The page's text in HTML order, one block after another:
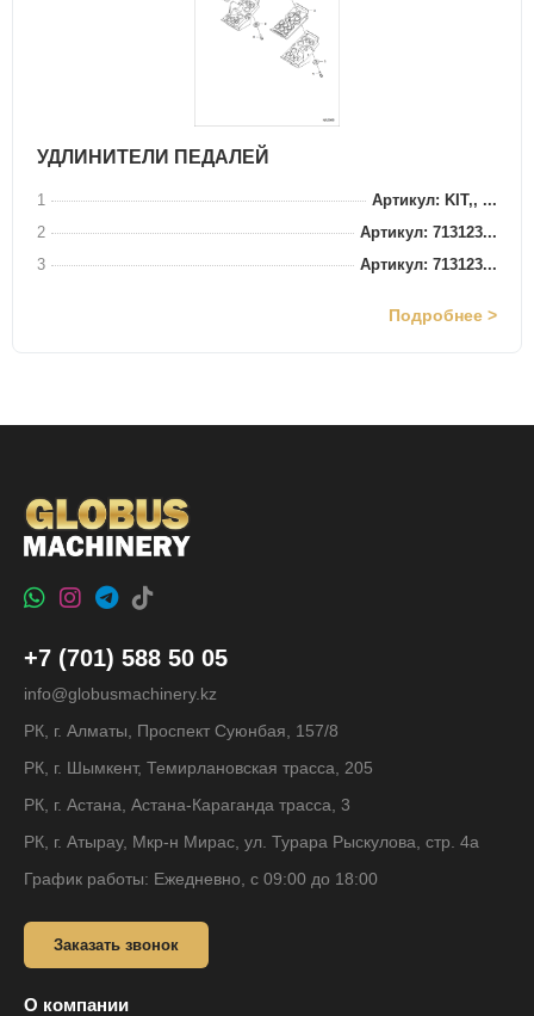
УДЛИНИТЕЛИ ПЕДАЛЕЙ
1
Артикул: KIT,, ...
2
Артикул: 713123...
3
Артикул: 713123...
Подробнее >
+7 (701) 588 50 05
info@globusmachinery.kz
РК, г. Алматы, Проспект Суюнбая, 157/8
РК, г. Шымкент, Темирлановская трасса, 205
РК, г. Астана, Астана-Караганда трасса, 3
РК, г. Атырау, Мкр-н Мирас, ул. Турара Рыскулова, стр. 4а
График работы: Ежедневно, с 09:00 до 18:00
Заказать звонок
О компании